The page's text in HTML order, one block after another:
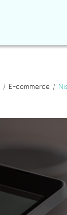
/ E-commerce /